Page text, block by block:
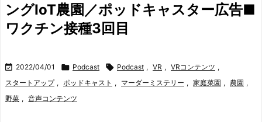

ングIoT農園／ポッドキャスター広告■
ワクチン接種3回目
 2022/04/01  Podcast  Podcast , VR , VRコンテンツ ,
スタートアップ , ポッドキャスト , マーダーミステリー , 家庭菜園 , 農園 ,
野菜 , 音声コンテンツ